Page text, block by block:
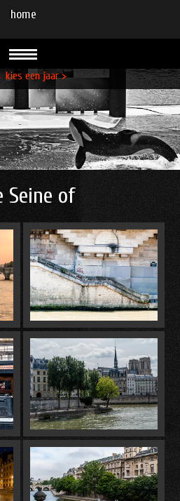
96 99 99 00 00 01 02
11 12 13 13 14 15 15 16
kies een jaar >
Seine of
home